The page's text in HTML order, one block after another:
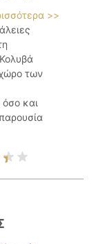
>>
χώρο των
και